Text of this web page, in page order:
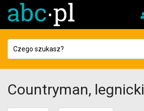
Countryman, legnicki